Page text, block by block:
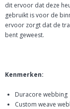
dit ervoor dat deze
gebruikt is voor de
ervoor zorgt dat de
bent geweest.
Kenmerken:
Duracore webbing
Custom weave